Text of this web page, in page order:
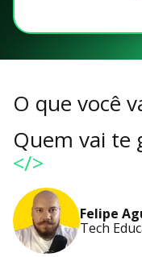
O que você
Quem vai te
</>
Felipe
Tech